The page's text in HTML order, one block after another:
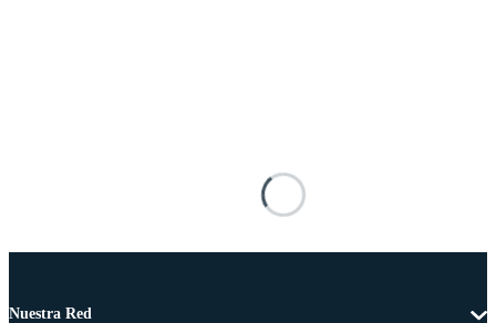
Nuestra Red